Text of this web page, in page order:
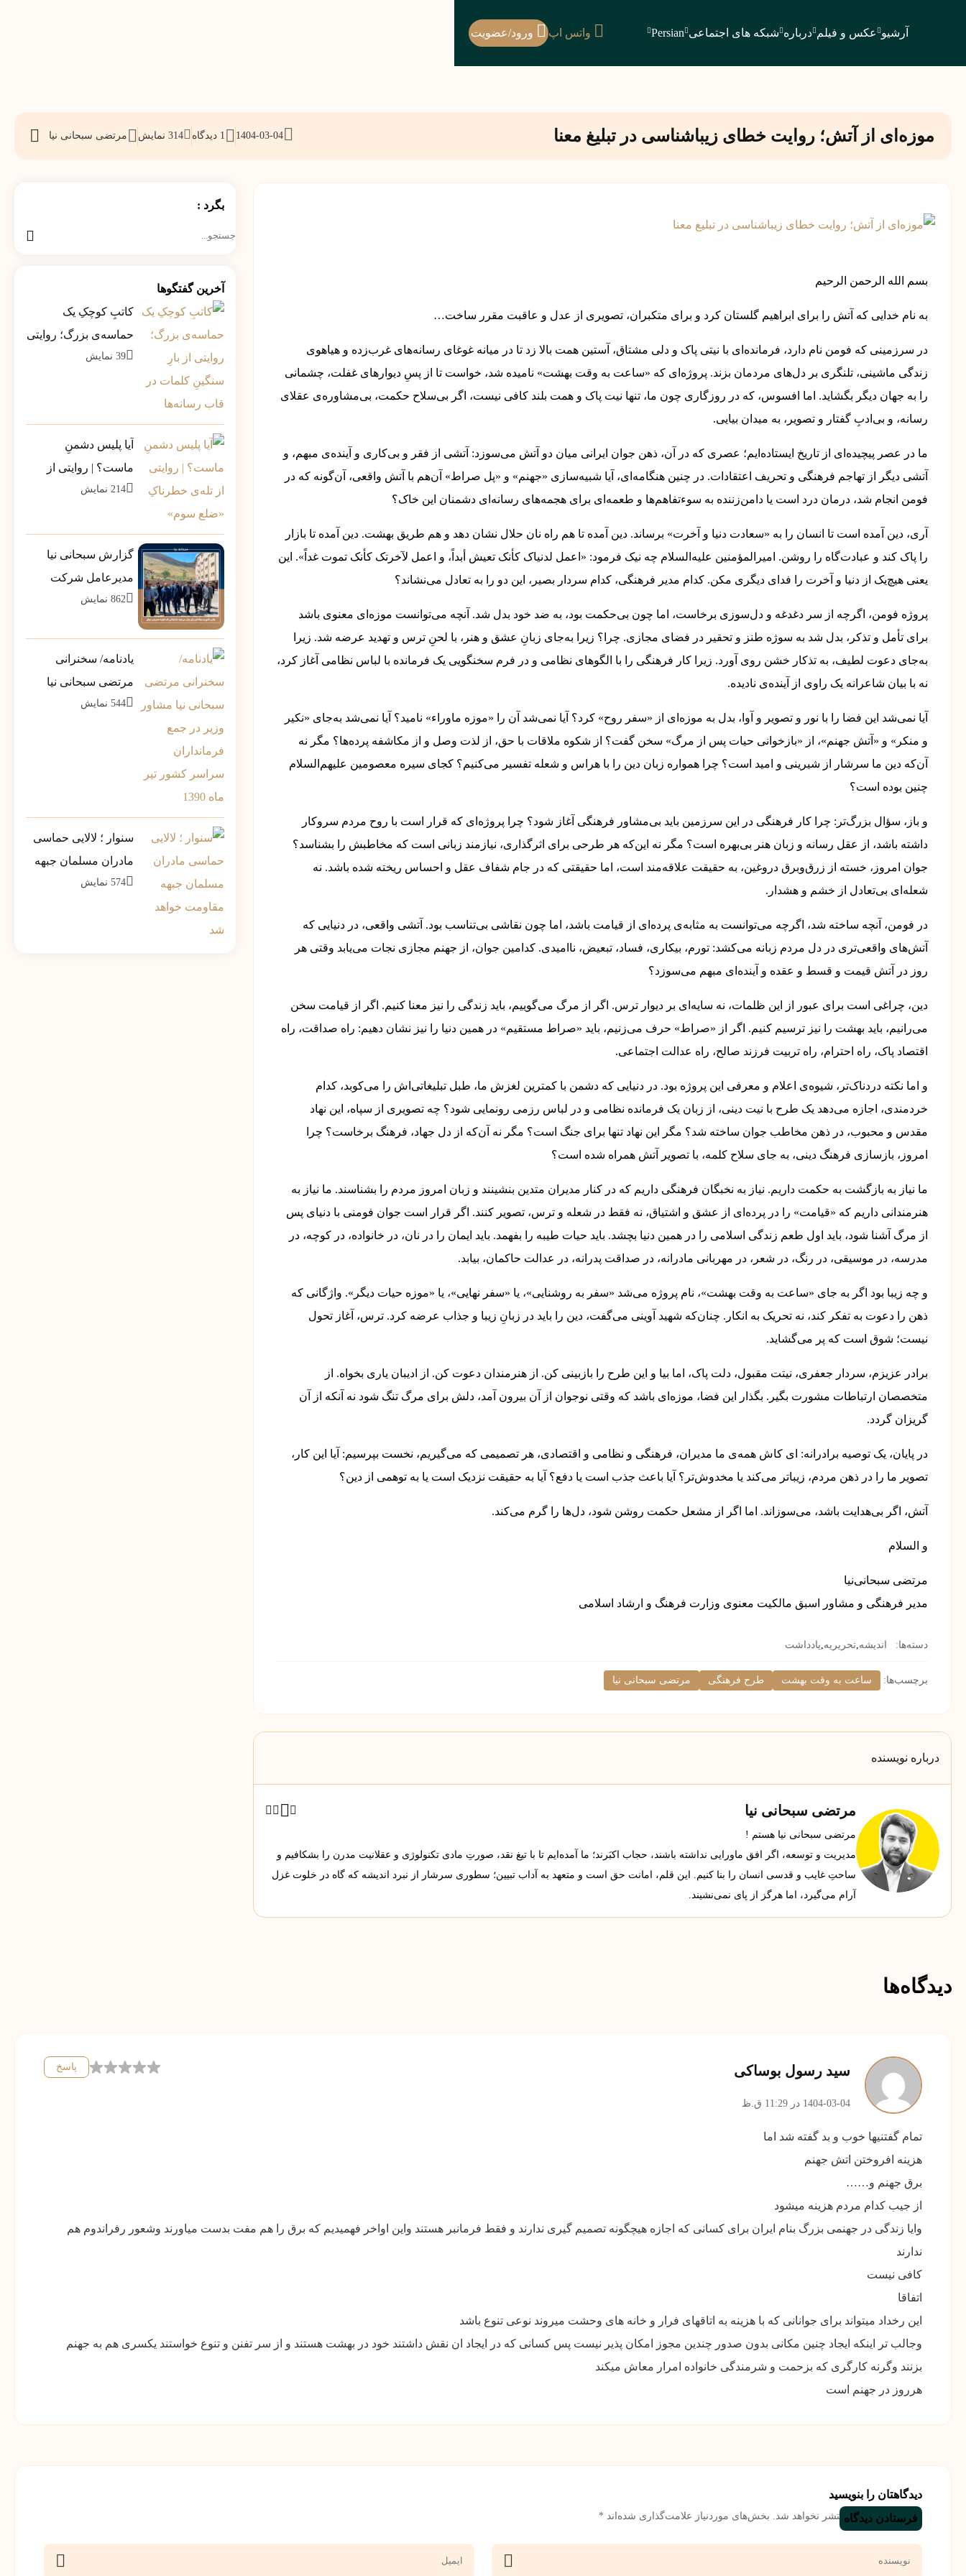
آرشیو عکس و فیلم درباره شبکه های اجتماعی Persian واتس اپ ورود/عضویت
موزه‌ای از آتش؛ روایت خطای زیباشناسی در تبلیغ معنا 1404-03-04 1 دیدگاه 314 نمایش مرتضی سبحانی نیا
بسم الله الرحمن الرحیم
به نام خدایی که آتش را برای ابراهیم گلستان کرد و برای متکبران، تصویری از عدل و عاقبت مقرر ساخت…
در سرزمینی که فومن نام دارد، فرمانده‌ای با نیتی پاک و دلی مشتاق، آستین همت بالا زد تا در میانه غوغای رسانه‌های غرب‌زده و هیاهوی
زندگی ماشینی، تلنگری بر دل‌های مردمان بزند. پروژه‌ای که «ساعت به وقت بهشت» نامیده شد، خواست تا از پسِ دیوارهای غفلت، چشمانی
را به جهان دیگر بگشاید. اما افسوس، که در روزگاری چون ما، تنها نیت پاک و همت بلند کافی نیست، اگر بی‌سلاح حکمت، بی‌مشاوره‌ی عقلای
رسانه، و بی‌ادبِ گفتار و تصویر، به میدان بیایی.
ما در عصر پیچیده‌ای از تاریخ ایستاده‌ایم؛ عصری که در آن، ذهن جوان ایرانی میان دو آتش می‌سوزد: آتشی از فقر و بی‌کاری و آینده‌ی مبهم، و
آتشی دیگر از تهاجم فرهنگی و تحریف اعتقادات. در چنین هنگامه‌ای، آیا شبیه‌سازی «جهنم» و «پل صراط» آن‌هم با آتش واقعی، آن‌گونه که در
فومن انجام شد، درمان درد است یا دامن‌زننده به سوءتفاهم‌ها و طعمه‌ای برای هجمه‌های رسانه‌ای دشمنان این خاک؟
آری، دین آمده است تا انسان را به «سعادت دنیا و آخرت» برساند. دین آمده تا هم راه نان حلال نشان دهد و هم طریق بهشت. دین آمده تا بازار
را پاک کند و عبادت‌گاه را روشن. امیرالمؤمنین علیه‌السلام چه نیک فرمود: «اعمل لدنیاک کأنک تعیش أبداً، و اعمل لآخرتک کأنک تموت غداً». این
یعنی هیچ‌یک از دنیا و آخرت را فدای دیگری مکن. کدام مدیر فرهنگی، کدام سردار بصیر، این دو را به تعادل می‌نشاند؟
پروژه فومن، اگرچه از سر دغدغه و دل‌سوزی برخاست، اما چون بی‌حکمت بود، به ضد خود بدل شد. آنچه می‌توانست موزه‌ای معنوی باشد
برای تأمل و تذکر، بدل شد به سوژه طنز و تحقیر در فضای مجازی. چرا؟ زیرا به‌جای زبانِ عشق و هنر، با لحنِ ترس و تهدید عرضه شد. زیرا
به‌جای دعوت لطیف، به تذکار خشن روی آورد. زیرا کار فرهنگی را با الگوهای نظامی و در فرم سخنگویی یک فرمانده با لباس نظامی آغاز کرد،
نه با بیان شاعرانه یک راوی از آینده‌ی نادیده.
آیا نمی‌شد این فضا را با نور و تصویر و آوا، بدل به موزه‌ای از «سفر روح» کرد؟ آیا نمی‌شد آن را «موزه ماوراء» نامید؟ آیا نمی‌شد به‌جای «نکیر
و منکر» و «آتش جهنم»، از «بازخوانی حیات پس از مرگ» سخن گفت؟ از شکوه ملاقات با حق، از لذت وصل و از مکاشفه پرده‌ها؟ مگر نه
آن‌که دین ما سرشار از شیرینی و امید است؟ چرا همواره زبان دین را با هراس و شعله تفسیر می‌کنیم؟ کجای سیره معصومین علیهم‌السلام
چنین بوده است؟
و باز، سؤال بزرگ‌تر: چرا کار فرهنگی در این سرزمین باید بی‌مشاور فرهنگی آغاز شود؟ چرا پروژه‌ای که قرار است با روح مردم سروکار
داشته باشد، از عقل رسانه و زبان هنر بی‌بهره است؟ مگر نه این‌که هر طرحی برای اثرگذاری، نیازمند زبانی است که مخاطبش را بشناسد؟
جوان امروز، خسته از زرق‌وبرق دروغین، به حقیقت علاقه‌مند است، اما حقیقتی که در جام شفاف عقل و احساس ریخته شده باشد. نه
شعله‌ای بی‌تعادل از خشم و هشدار.
در فومن، آنچه ساخته شد، اگرچه می‌توانست به مثابه‌ی پرده‌ای از قیامت باشد، اما چون نقاشی بی‌تناسب بود. آتشی واقعی، در دنیایی که
آتش‌های واقعی‌تری در دل مردم زبانه می‌کشد: تورم، بیکاری، فساد، تبعیض، ناامیدی. کدامین جوان، از جهنم مجازی نجات می‌یابد وقتی هر
روز در آتش قیمت و قسط و عقده و آینده‌ای مبهم می‌سوزد؟
دین، چراغی است برای عبور از این ظلمات، نه سایه‌ای بر دیوار ترس. اگر از مرگ می‌گوییم، باید زندگی را نیز معنا کنیم. اگر از قیامت سخن
می‌رانیم، باید بهشت را نیز ترسیم کنیم. اگر از «صراط» حرف می‌زنیم، باید «صراط مستقیم» در همین دنیا را نیز نشان دهیم: راه صداقت، راه
اقتصاد پاک، راه احترام، راه تربیت فرزند صالح، راه عدالت اجتماعی.
و اما نکته دردناک‌تر، شیوه‌ی اعلام و معرفی این پروژه بود. در دنیایی که دشمن با کمترین لغزش ما، طبل تبلیغاتی‌اش را می‌کوبد، کدام
خردمندی، اجازه می‌دهد یک طرح با نیت دینی، از زبان یک فرمانده نظامی و در لباس رزمی رونمایی شود؟ چه تصویری از سپاه، این نهاد
مقدس و محبوب، در ذهن مخاطب جوان ساخته شد؟ مگر این نهاد تنها برای جنگ است؟ مگر نه آن‌که از دل جهاد، فرهنگ برخاست؟ چرا
امروز، بازسازی فرهنگ دینی، به جای سلاح کلمه، با تصویر آتش همراه شده است؟
ما نیاز به بازگشت به حکمت داریم. نیاز به نخبگان فرهنگی داریم که در کنار مدیران متدین بنشینند و زبان امروز مردم را بشناسند. ما نیاز به
هنرمندانی داریم که «قیامت» را در پرده‌ای از عشق و اشتیاق، نه فقط در شعله و ترس، تصویر کنند. اگر قرار است جوان فومنی با دنیای پس
از مرگ آشنا شود، باید اول طعم زندگی اسلامی را در همین دنیا بچشد. باید حیات طیبه را بفهمد. باید ایمان را در نان، در خانواده، در کوچه، در
مدرسه، در موسیقی، در رنگ، در شعر، در مهربانی مادرانه، در صداقت پدرانه، در عدالت حاکمان، بیابد.
و چه زیبا بود اگر به جای «ساعت به وقت بهشت»، نام پروژه می‌شد «سفر به روشنایی»، یا «سفر نهایی»، یا «موزه حیات دیگر». واژگانی که
ذهن را دعوت به تفکر کند، نه تحریک به انکار. چنان‌که شهید آوینی می‌گفت، دین را باید در زبانِ زیبا و جذاب عرضه کرد. ترس، آغاز تحول
نیست؛ شوق است که پر می‌گشاید.
برادر عزیزم، سردار جعفری، نیتت مقبول، دلت پاک، اما بیا و این طرح را بازبینی کن. از هنرمندان دعوت کن. از ادیبان یاری بخواه. از
متخصصان ارتباطات مشورت بگیر. بگذار این فضا، موزه‌ای باشد که وقتی نوجوان از آن بیرون آمد، دلش برای مرگ تنگ شود نه آنکه از آن
گریزان گردد.
در پایان، یک توصیه برادرانه: ای کاش همه‌ی ما مدیران، فرهنگی و نظامی و اقتصادی، هر تصمیمی که می‌گیریم، نخست بپرسیم: آیا این کار،
تصویر ما را در ذهن مردم، زیباتر می‌کند یا مخدوش‌تر؟ آیا باعث جذب است یا دفع؟ آیا به حقیقت نزدیک است یا به توهمی از دین؟
آتش، اگر بی‌هدایت باشد، می‌سوزاند. اما اگر از مشعل حکمت روشن شود، دل‌ها را گرم می‌کند.
و السلام
مرتضی سبحانی‌نیا
مدیر فرهنگی و مشاور اسبق مالکیت معنوی وزارت فرهنگ و ارشاد اسلامی
دسته‌ها: اندیشه,تحریریه,یادداشت
برچسب‌ها: ساعت به وقت بهشت طرح فرهنگی مرتضی سبحانی نیا
درباره نویسنده
مرتضی سبحانی نیا
مرتضی سبحانی نیا هستم !
مدیریت و توسعه، اگر افق ماورایی نداشته باشند، حجاب اکبَرند؛ ما آمده‌ایم تا با تیغ نقد، صورتِ مادی تکنولوژی و عقلانیت مدرن را بشکافیم و
ساحتِ غایب و قدسی انسان را بنا کنیم. این قلم، امانت حق است و متعهد به آداب تبیین؛ سطوری سرشار از نبرد اندیشه که گاه در خلوت غزل
آرام می‌گیرد، اما هرگز از پای نمی‌نشیند.
بگرد :
آخرین گفتگوها
کاتبِ کوچکِ یک
حماسه‌ی بزرگ؛ روایتی
از بارِ سنگینِ کلمات در
39 نمایش
آیا پلیس دشمنِ
ماست؟ | روایتی از
تله‌ی خطرناکِ «ضلع
214 نمایش
گزارش سبحانی نیا
مدیرعامل شرکت
پشتیبانی مخازن پارس
862 نمایش
یادنامه/ سخنرانی
مرتضی سبحانی نیا
مشاور وزیر در جمع
544 نمایش
سنوار ؛ لالایی حماسی
مادران مسلمان جبهه
مقاومت خواهد شد
574 نمایش
دیدگاه‌ها
سید رسول بوساکی
1404-03-04 در 11:29 ق.ظ
تمام گفتنیها خوب و بد گفته شد اما
هزینه افروختن اتش جهنم
برق جهنم و……
از جیب کدام مردم هزینه میشود
وایا زندگی در جهنمی بزرگ بنام ایران برای کسانی که اجازه هیچگونه تصمیم گیری ندارند و فقط فرمانبر هستند واین اواخر فهمیدیم که برق را هم مفت بدست میاورند وشعور رفراندوم هم
ندارند
کافی نیست
اتفاقا
این رخداد میتواند برای جوانانی که با هزینه به اتاقهای فرار و خانه های وحشت میروند نوعی تنوع باشد
وجالب تر اینکه ایجاد چنین مکانی بدون صدور چندین مجوز امکان پذیر نیست پس کسانی که در ایجاد ان نقش داشتند خود در بهشت هستند و از سر تفنن و تنوع خواستند یکسری هم به جهنم
بزنند وگرنه کارگری که بزحمت و شرمندگی خانواده امرار معاش میکند
هرروز در جهنم است
پاسخ
دیدگاهتان را بنویسید
نشانی ایمیل شما منتشر نخواهد شد. بخش‌های موردنیاز علامت‌گذاری شده‌اند *